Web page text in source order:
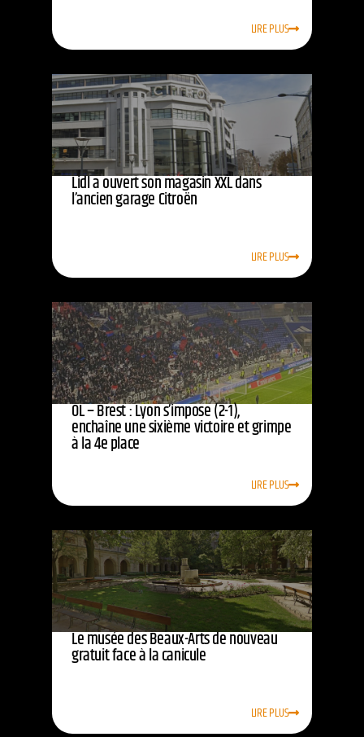
LIRE PLUS
Lidl a ouvert son magasin XXL dans
l’ancien garage Citroën
LIRE PLUS
OL – Brest : Lyon s’impose (2-1),
enchaîne une sixième victoire et grimpe
à la 4e place
LIRE PLUS
Le musée des Beaux-Arts de nouveau
gratuit face à la canicule
LIRE PLUS